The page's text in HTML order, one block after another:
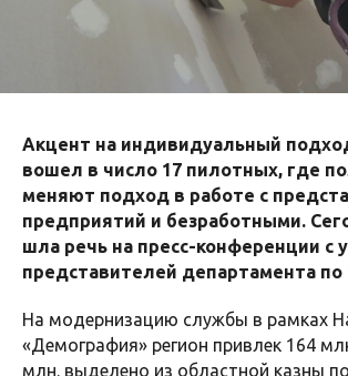
Акцент на индивидуальный
вошел в число 17 пилотных, где
меняют подход в работе с
предприятий и безработными.
шла речь на пресс-конференции с
представителей департамента по
На модернизацию службы в рамках
«Демография» регион привлек 164
млн. выделено из областной казны